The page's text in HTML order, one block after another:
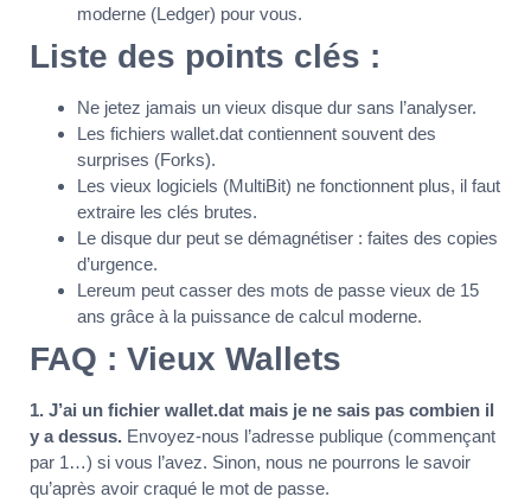
moderne (Ledger) pour vous.
Liste des points clés :
Ne jetez jamais un vieux disque dur sans l’analyser.
Les fichiers wallet.dat contiennent souvent des
surprises (Forks).
Les vieux logiciels (MultiBit) ne fonctionnent plus, il faut
extraire les clés brutes.
Le disque dur peut se démagnétiser : faites des copies
d’urgence.
Lereum peut casser des mots de passe vieux de 15
ans grâce à la puissance de calcul moderne.
FAQ : Vieux Wallets
1. J’ai un fichier wallet.dat mais je ne sais pas combien il
y a dessus. Envoyez-nous l’adresse publique (commençant
par 1…) si vous l’avez. Sinon, nous ne pourrons le savoir
qu’après avoir craqué le mot de passe.